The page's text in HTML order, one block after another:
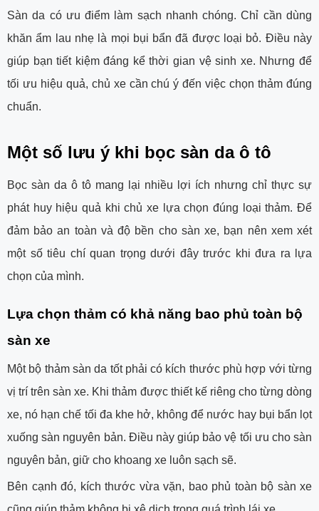
Sàn da có ưu điểm làm sạch nhanh chóng. Chỉ cần dùng
khăn ẩm lau nhẹ là mọi bụi bẩn đã được loại bỏ. Điều này
giúp bạn tiết kiệm đáng kể thời gian vệ sinh xe. Nhưng để
tối ưu hiệu quả, chủ xe cần chú ý đến việc chọn thảm đúng
chuẩn.
Một số lưu ý khi bọc sàn da ô tô
Bọc sàn da ô tô mang lại nhiều lợi ích nhưng chỉ thực sự
phát huy hiệu quả khi chủ xe lựa chọn đúng loại thảm. Để
đảm bảo an toàn và độ bền cho sàn xe, bạn nên xem xét
một số tiêu chí quan trọng dưới đây trước khi đưa ra lựa
chọn của mình.
Lựa chọn thảm có khả năng bao phủ toàn bộ
sàn xe
Một bộ thảm sàn da tốt phải có kích thước phù hợp với từng
vị trí trên sàn xe. Khi thảm được thiết kế riêng cho từng dòng
xe, nó hạn chế tối đa khe hở, không để nước hay bụi bẩn lọt
xuống sàn nguyên bản. Điều này giúp bảo vệ tối ưu cho sàn
nguyên bản, giữ cho khoang xe luôn sạch sẽ.
Bên cạnh đó, kích thước vừa vặn, bao phủ toàn bộ sàn xe